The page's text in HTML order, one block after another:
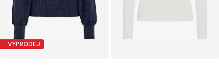
VÝPRODEJ